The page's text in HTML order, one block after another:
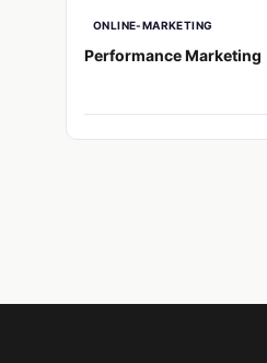
ONLINE-MARKETING
Performance Marketing